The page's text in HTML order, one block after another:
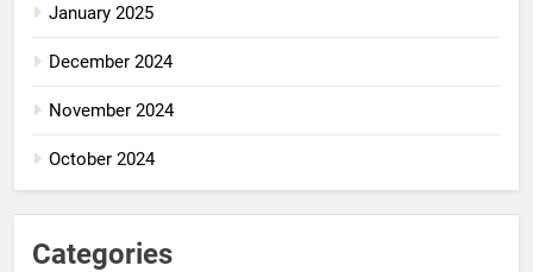
January 2025
December 2024
November 2024
October 2024
Categories